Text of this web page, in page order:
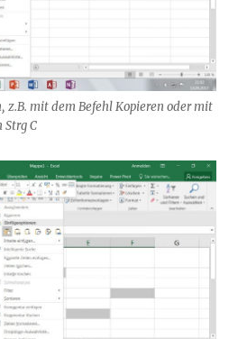
z.B. mit dem Befehl Kopieren oder mit
C